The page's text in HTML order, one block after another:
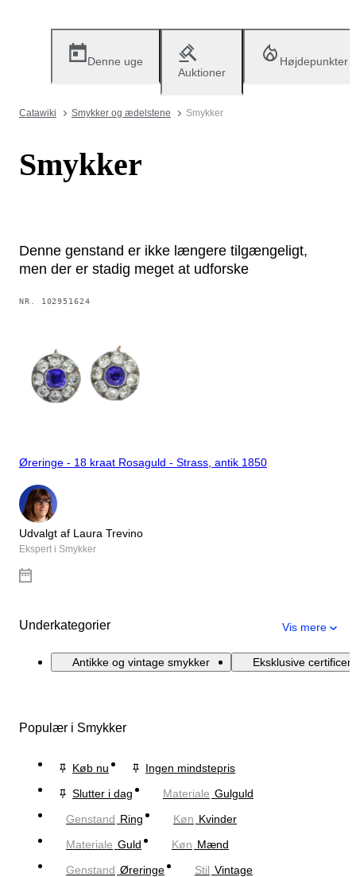
Denne uge
Auktioner
Højdepunkter
Catawiki Smykker og ædelstene Smykker
Smykker
Denne genstand er ikke længere tilgængeligt,
men der er stadig meget at udforske
NR. 102951624
Øreringe - 18 kraat Rosaguld - Strass, antik 1850
Udvalgt af Laura Trevino
Ekspert i Smykker
Underkategorier Vis mere
Antikke og vintage smykker Eksklusive
Populær i Smykker
Køb nu
Ingen mindstepris
Slutter i dag
Materiale Gulguld
Genstand Ring Køn Kvinder
Materiale Guld Køn Mænd
Genstand Øreringe Stil Vintage